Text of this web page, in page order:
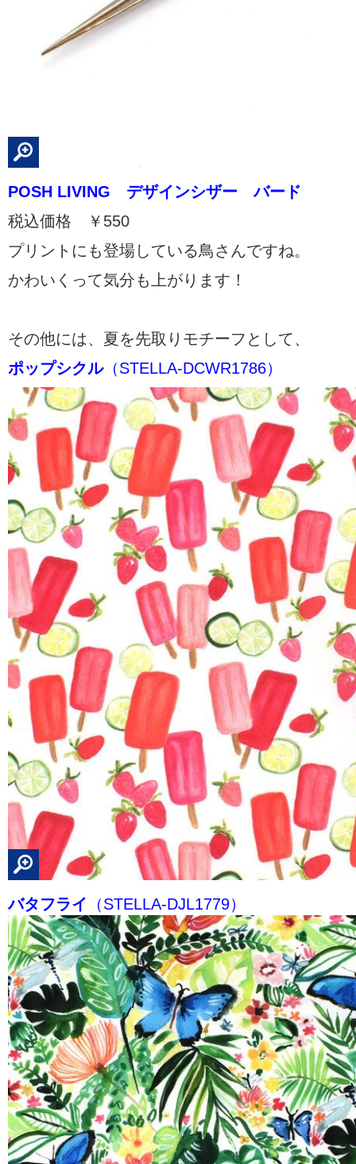
POSH LIVING デザインシザー バード
税込価格 ￥550
プリントにも登場している鳥さんですね。
かわいくって気分も上がります！
その他には、夏を先取りモチーフとして、
ポップシクル（STELLA-DCWR1786）
バタフライ （STELLA-DJL1779）